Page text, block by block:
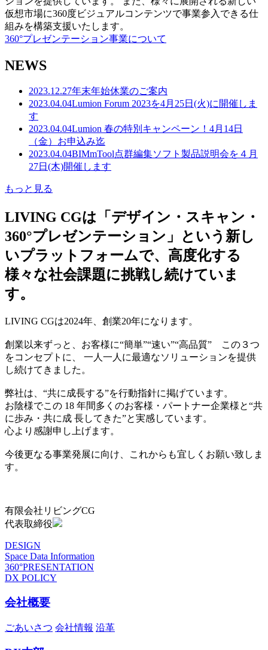
仮想市場に360度ビジュアルコンテンツで事業参入できる仕
組みを構築支援いたします。
360°プレゼンテーション事業について
NEWS
2023.12.27年末年始休業のご案内
2023.04.04Lumion Forum 2023を4月25日(火)に開催しま
す
2023.04.04Lumion 春の特別キャンペーン！4月14日
（金）お申込み迄
2023.04.04BIMmTool点群編集ソフト製品説明会を４月
27日(木)開催します
もっと見る
LIVING CGは「デザイン・スキャン・
360°プレゼンテーション」という新し
いプラットフォームで、高度化する
様々な社会課題に挑戦し続けていま
す。
LIVING CGは2024年、創業20年になります。
創業以来ずっと、お客様に“簡単”“速い”“高品質” この３つ
をコンセプトに、 一人一人に最適なソリューションを提供
し続けてきました。
弊社は、“共に成長する”を行動指針に掲げています。
お陰様でこの 18 年間多くのお客様・パートナー企業様と“共
に歩み・共に成 長してきた”と実感しています。
心より感謝申し上げます。
今後更なる事業発展に向け、これからも宜しくお願い致しま
す。
有限会社リビングCG
代表取締役
DESIGN
Space Data Information
360°PRESENTATION
DX POLICY
会社概要
ごあいさつ 会社情報 沿革